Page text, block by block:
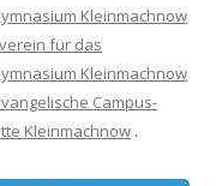
Kleinmachnow
für das
Kleinmachnow
Campus-
Kleinmachnow .